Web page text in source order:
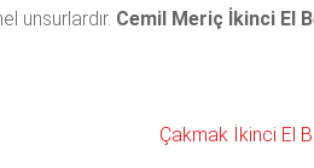
unsurlardır. Cemil Meriç İkinci El
Çakmak İkinci El